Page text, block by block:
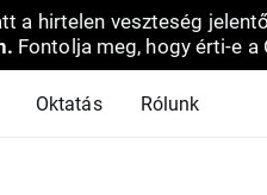
a hirtelen veszteség
Fontolja meg, hogy érti-e
Oktatás Rólunk